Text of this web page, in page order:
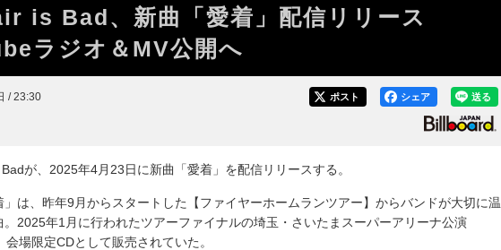
is Bad、新曲「愛着」配信リリース
ラジオ＆MV公開へ
/ 23:30 送る
シェア
ポスト
が、2025年4月23日に新曲「愛着」を配信リリースする。
は、昨年9月からスタートした【ファイヤーホームランツアー】からバンドが大切に温
。2025年1月に行われたツアーファイナルの埼玉・さいたまスーパーアリーナ公演
会場限定CDとして販売されていた。